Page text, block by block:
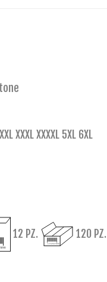
XXXL XXXXL 5XL 6XL
12 PZ. 120 PZ.